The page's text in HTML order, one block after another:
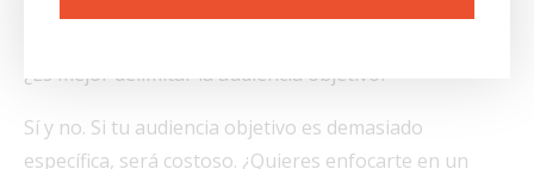
¿Es mejor delimitar la audiencia objetivo?
Sí y no. Si tu audiencia objetivo es demasiado
específica, será costoso. ¿Quieres enfocarte en un